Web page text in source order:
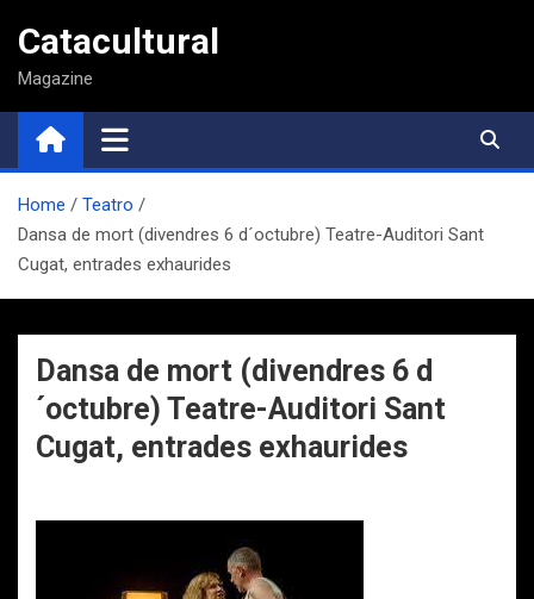
contenido
Catacultural
Magazine
Home
Teatro
Dansa de mort (divendres 6 d´octubre) Teatre-Auditori Sant
Cugat, entrades exhaurides
Dansa de mort (divendres 6 d
´octubre) Teatre-Auditori Sant
Cugat, entrades exhaurides